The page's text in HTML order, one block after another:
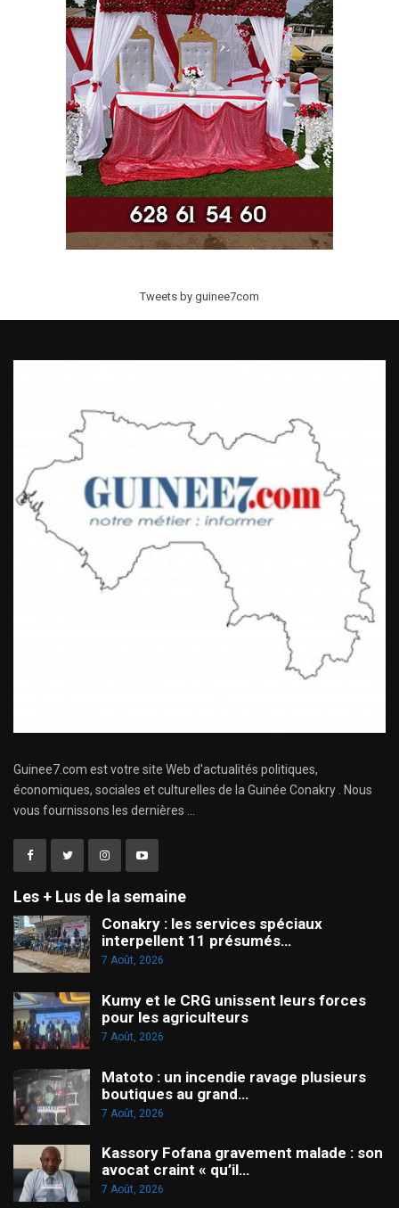
Tweets by guinee7com
Guinee7.com est votre site Web d'actualités politiques,
économiques, sociales et culturelles de la Guinée Conakry . Nous
vous fournissons les dernières ...
Les + Lus de la semaine
Conakry : les services spéciaux
interpellent 11 présumés…
7 Août, 2026
Kumy et le CRG unissent leurs forces
pour les agriculteurs
7 Août, 2026
Matoto : un incendie ravage plusieurs
boutiques au grand…
7 Août, 2026
Kassory Fofana gravement malade : son
avocat craint « qu’il…
7 Août, 2026